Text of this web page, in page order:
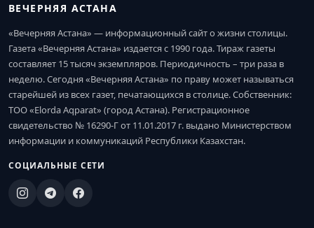
ВЕЧЕРНЯЯ АСТАНА
«Вечерняя Астана» — информационный сайт о жизни столицы.
Газета «Вечерняя Астана» издается с 1990 года. Тираж газеты
составляет 15 тысяч экземпляров. Периодичность – три раза в
неделю. Сегодня «Вечерняя Астана» по праву может называться
старейшей из всех газет, печатающихся в столице. Собственник:
ТОО «Elorda Aqparat» (город Астана). Регистрационное
свидетельство № 16290-Г от 11.01.2017 г. выдано Министерством
информации и коммуникаций Республики Казахстан.
СОЦИАЛЬНЫЕ СЕТИ